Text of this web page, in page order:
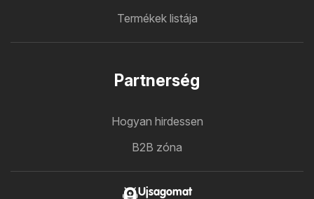
Termékek listája
Partnerség
Hogyan hirdessen
B2B zóna
Ujsagomat